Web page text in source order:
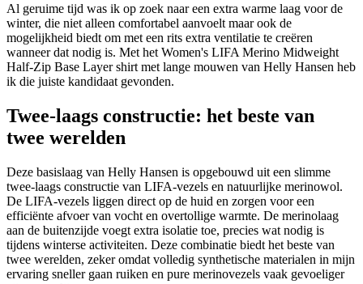
Al geruime tijd was ik op zoek naar een extra warme laag voor de
winter, die niet alleen comfortabel aanvoelt maar ook de
mogelijkheid biedt om met een rits extra ventilatie te creëren
wanneer dat nodig is. Met het Women's LIFA Merino Midweight
Half-Zip Base Layer shirt met lange mouwen van Helly Hansen heb
ik die juiste kandidaat gevonden.
Twee-laags constructie: het beste van
twee werelden
Deze basislaag van Helly Hansen is opgebouwd uit een slimme
twee-laags constructie van LIFA-vezels en natuurlijke merinowol.
De LIFA-vezels liggen direct op de huid en zorgen voor een
efficiënte afvoer van vocht en overtollige warmte. De merinolaag
aan de buitenzijde voegt extra isolatie toe, precies wat nodig is
tijdens winterse activiteiten. Deze combinatie biedt het beste van
twee werelden, zeker omdat volledig synthetische materialen in mijn
ervaring sneller gaan ruiken en pure merinovezels vaak gevoeliger